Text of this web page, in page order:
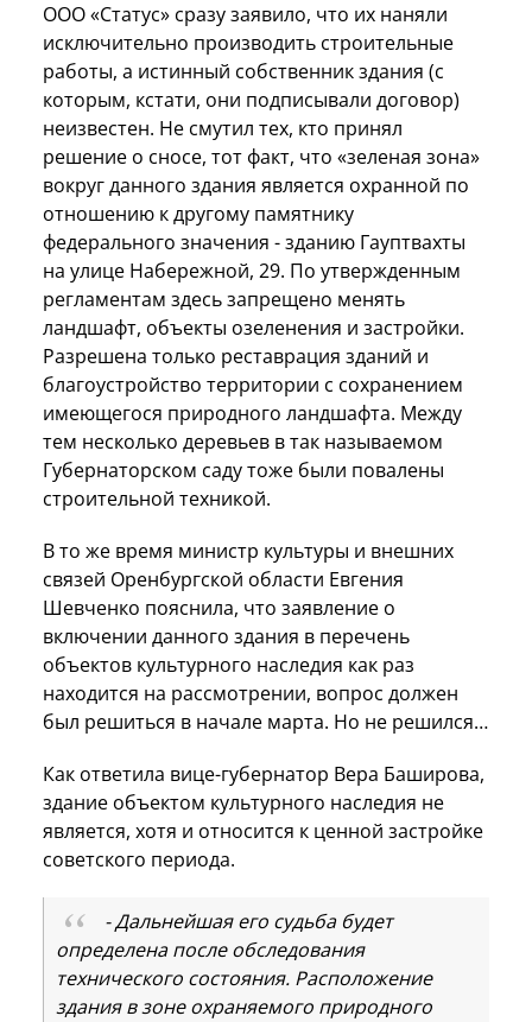
ООО «Статус» сразу заявило, что их наняли
исключительно производить строительные
работы, а истинный собственник здания (с
которым, кстати, они подписывали договор)
неизвестен. Не смутил тех, кто принял
решение о сносе, тот факт, что «зеленая зона»
вокруг данного здания является охранной по
отношению к другому памятнику
федерального значения - зданию Гауптвахты
на улице Набережной, 29. По утвержденным
регламентам здесь запрещено менять
ландшафт, объекты озеленения и застройки.
Разрешена только реставрация зданий и
благоустройство территории с сохранением
имеющегося природного ландшафта. Между
тем несколько деревьев в так называемом
Губернаторском саду тоже были повалены
строительной техникой.
В то же время министр культуры и внешних
связей Оренбургской области Евгения
Шевченко пояснила, что заявление о
включении данного здания в перечень
объектов культурного наследия как раз
находится на рассмотрении, вопрос должен
был решиться в начале марта. Но не решился…
Как ответила вице-губернатор Вера Баширова,
здание объектом культурного наследия не
является, хотя и относится к ценной застройке
советского периода.
- Дальнейшая его судьба будет
определена после обследования
технического состояния. Расположение
здания в зоне охраняемого природного